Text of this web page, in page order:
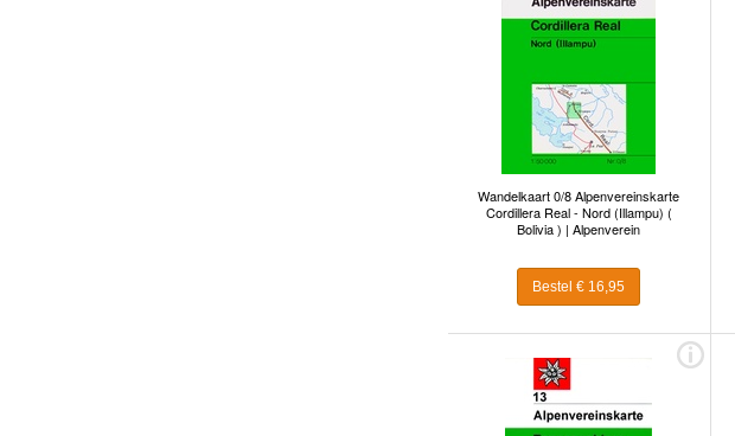
Wandelkaart 0/8 Alpenvereinskarte
Cordillera Real - Nord (Illampu) (
Bolivia ) | Alpenverein
Bestel € 16,95